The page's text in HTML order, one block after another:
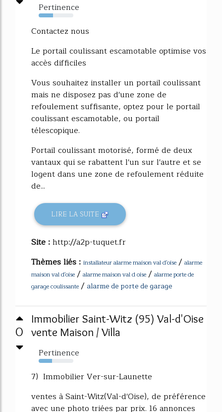
Pertinence
42%
Contactez nous
Le portail coulissant escamotable optimise vos
accès difficiles
Vous souhaitez installer un portail coulissant
mais ne disposez pas d'une zone de
refoulement suffisante, optez pour le portail
coulissant escamotable, ou portail
télescopique.
Portail coulissant motorisé, formé de deux
vantaux qui se rabattent l'un sur l'autre et se
logent dans une zone de refoulement réduite
de...
LIRE LA SUITE
Site :http://a2p-tuquet.fr
Thèmes liés : installateur alarme maison val d'oise / alarme
maison val d'oise / alarme maison val d oise / alarme porte de
garage coulissante / alarme de porte de garage
0
Immobilier Saint-Witz (95) Val-d'Oise
vente Maison / Villa
Pertinence
39%
7) Immobilier Ver-sur-Launette
ventes à Saint-Witz(Val-d'Oise), de préférence
avec une photo triées par prix. 16 annonces